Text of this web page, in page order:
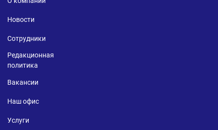
Новости
Сотрудники
Редакционная
политика
Вакансии
Наш офис
Услуги